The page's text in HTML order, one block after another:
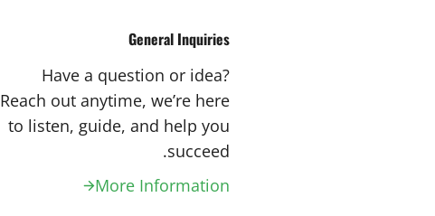
General Inquiries
Have a question or idea?
Reach out anytime, we’re here
to listen, guide, and help you
succeed.
More Information